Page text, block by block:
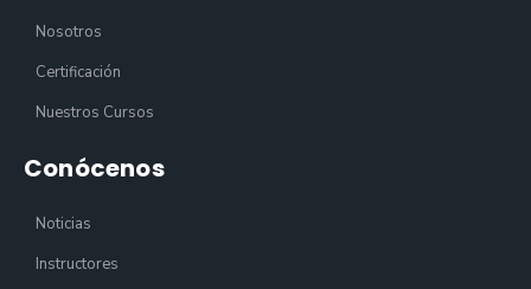
Nosotros
Certificación
Nuestros Cursos
Conócenos
Noticias
Instructores